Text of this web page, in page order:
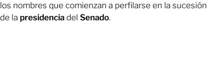
los nombres que comienzan a perfilarse en la sucesión
de la presidencia del Senado.